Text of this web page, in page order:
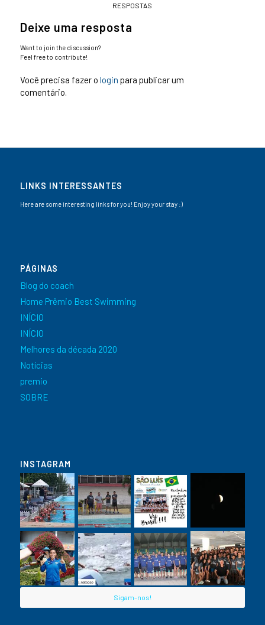
RESPOSTAS
Deixe uma resposta
Want to join the discussion?
Feel free to contribute!
Você precisa fazer o login para publicar um
comentário.
LINKS INTERESSANTES
Here are some interesting links for you! Enjoy your stay :)
PÁGINAS
Blog do coach
Home Prêmio Best Swimming
INÍCIO
INÍCIO
Melhores da década 2020
Notícias
premio
SOBRE
INSTAGRAM
Sigam-nos!